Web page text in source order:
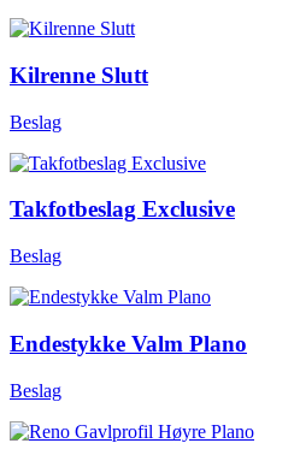
Kilrenne Slutt
Beslag
Takfotbeslag Exclusive
Beslag
Endestykke Valm Plano
Beslag